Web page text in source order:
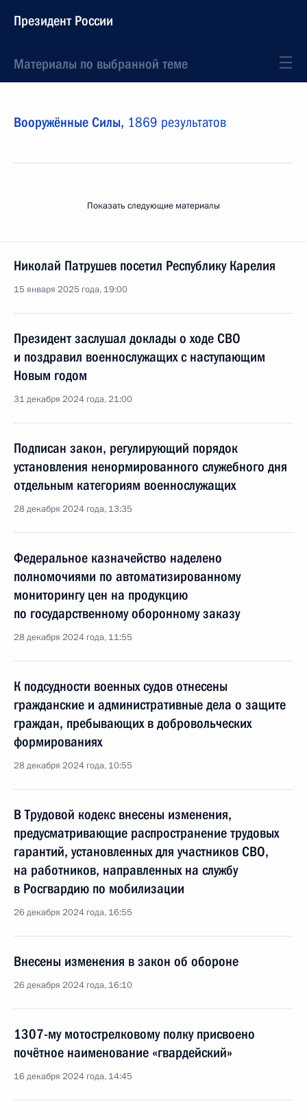
Президент России
Материалы по выбранной теме
Вооружённые Силы, 1869 результатов
Показать следующие материалы
Николай Патрушев посетил Республику Карелия
15 января 2025 года, 19:00
Президент заслушал доклады о ходе СВО
и поздравил военнослужащих с наступающим
Новым годом
31 декабря 2024 года, 21:00
Подписан закон, регулирующий порядок
установления ненормированного служебного дня
отдельным категориям военнослужащих
28 декабря 2024 года, 13:35
Федеральное казначейство наделено
полномочиями по автоматизированному
мониторингу цен на продукцию
по государственному оборонному заказу
28 декабря 2024 года, 11:55
К подсудности военных судов отнесены
гражданские и административные дела о защите
граждан, пребывающих в добровольческих
формированиях
28 декабря 2024 года, 10:55
В Трудовой кодекс внесены изменения,
предусматривающие распространение трудовых
гарантий, установленных для участников СВО,
на работников, направленных на службу
в Росгвардию по мобилизации
26 декабря 2024 года, 16:55
Внесены изменения в закон об обороне
26 декабря 2024 года, 16:10
1307-му мотострелковому полку присвоено
почётное наименование «гвардейский»
16 декабря 2024 года, 14:45